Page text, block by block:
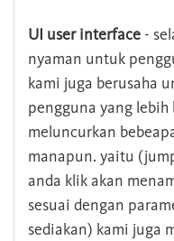
UI user interface -
nyaman untuk
kami juga berusaha
pengguna yang
meluncurkan
manapun. yaitu
anda klik akan
sesuai dengan
sediakan) kami juga